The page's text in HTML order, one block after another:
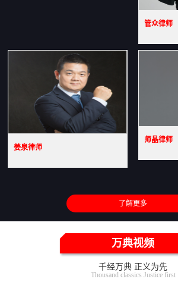
管众律师
姜泉律师
师晶律师
了解更多
万典视频
千经万典 正义为先
Thousand classics Justice first